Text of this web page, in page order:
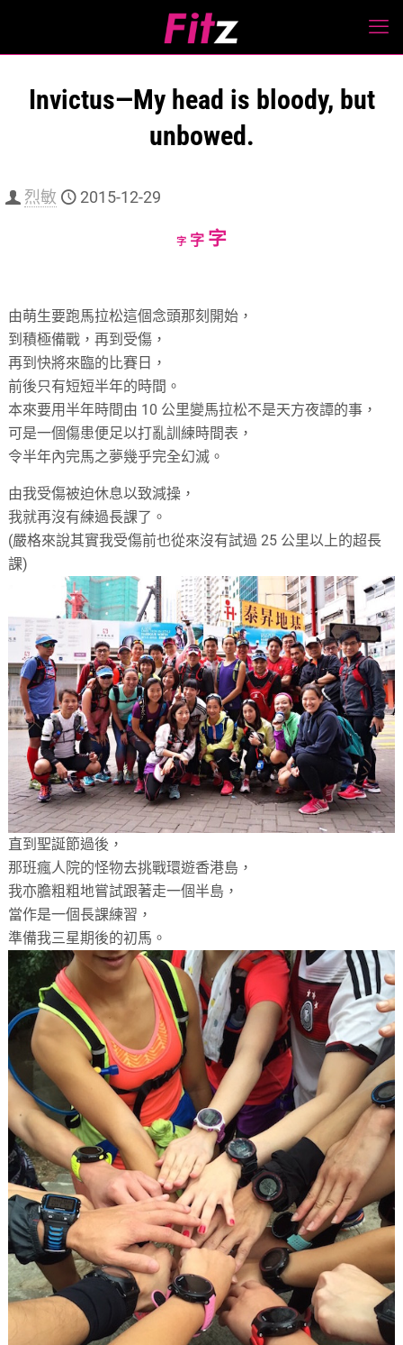
Invictus—My head is bloody, but
unbowed.
烈敏 2015-12-29
字Decrease
字Reset
字Increase
由萌生要跑馬拉松這個念頭那刻開始，
到積極備戰，再到受傷，
再到快將來臨的比賽日，
前後只有短短半年的時間。
本來要用半年時間由 10 公里變馬拉松不是天方夜譚的事，
可是一個傷患便足以打亂訓練時間表，
令半年內完馬之夢幾乎完全幻滅。
由我受傷被迫休息以致減操，
我就再沒有練過長課了。
(嚴格來說其實我受傷前也從來沒有試過 25 公里以上的超長
課)
直到聖誕節過後，
那班瘋人院的怪物去挑戰環遊香港島，
我亦膽粗粗地嘗試跟著走一個半島，
當作是一個長課練習，
準備我三星期後的初馬。